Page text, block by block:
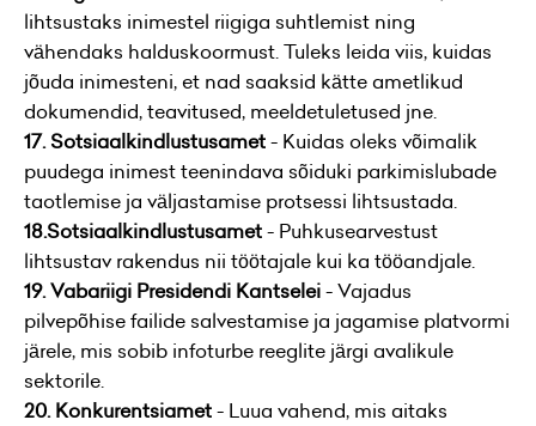
lihtsustaks inimestel riigiga suhtlemist ning
vähendaks halduskoormust. Tuleks leida viis, kuidas
jõuda inimesteni, et nad saaksid kätte ametlikud
dokumendid, teavitused, meeldetuletused jne.
17. Sotsiaalkindlustusamet- Kuidas oleks võimalik
puudega inimest teenindava sõiduki parkimislubade
taotlemise ja väljastamise protsessi lihtsustada.
18.Sotsiaalkindlustusamet- Puhkusearvestust
lihtsustav rakendus nii töötajale kui ka tööandjale.
19. Vabariigi Presidendi Kantselei- Vajadus
pilvepõhise failide salvestamise ja jagamise platvormi
järele, mis sobib infoturbe reeglite järgi avalikule
sektorile.
20. Konkurentsiamet- Luua vahend, mis aitaks